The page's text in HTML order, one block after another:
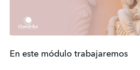
En este módulo trabajaremos